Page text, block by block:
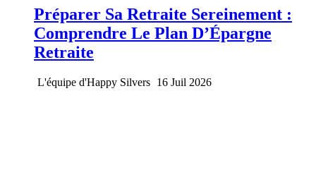
Préparer Sa Retraite Sereinement :
Comprendre Le Plan D’Épargne
Retraite
L'équipe d'Happy Silvers 16 Juil 2026